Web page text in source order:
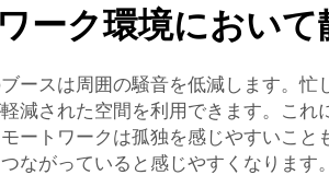
ーク環境におい
ースは周囲の騒音を低減します。
減された空間を利用できます。こ
ートワークは孤独を感じやすいこ
ながっていると感じやすくなりま